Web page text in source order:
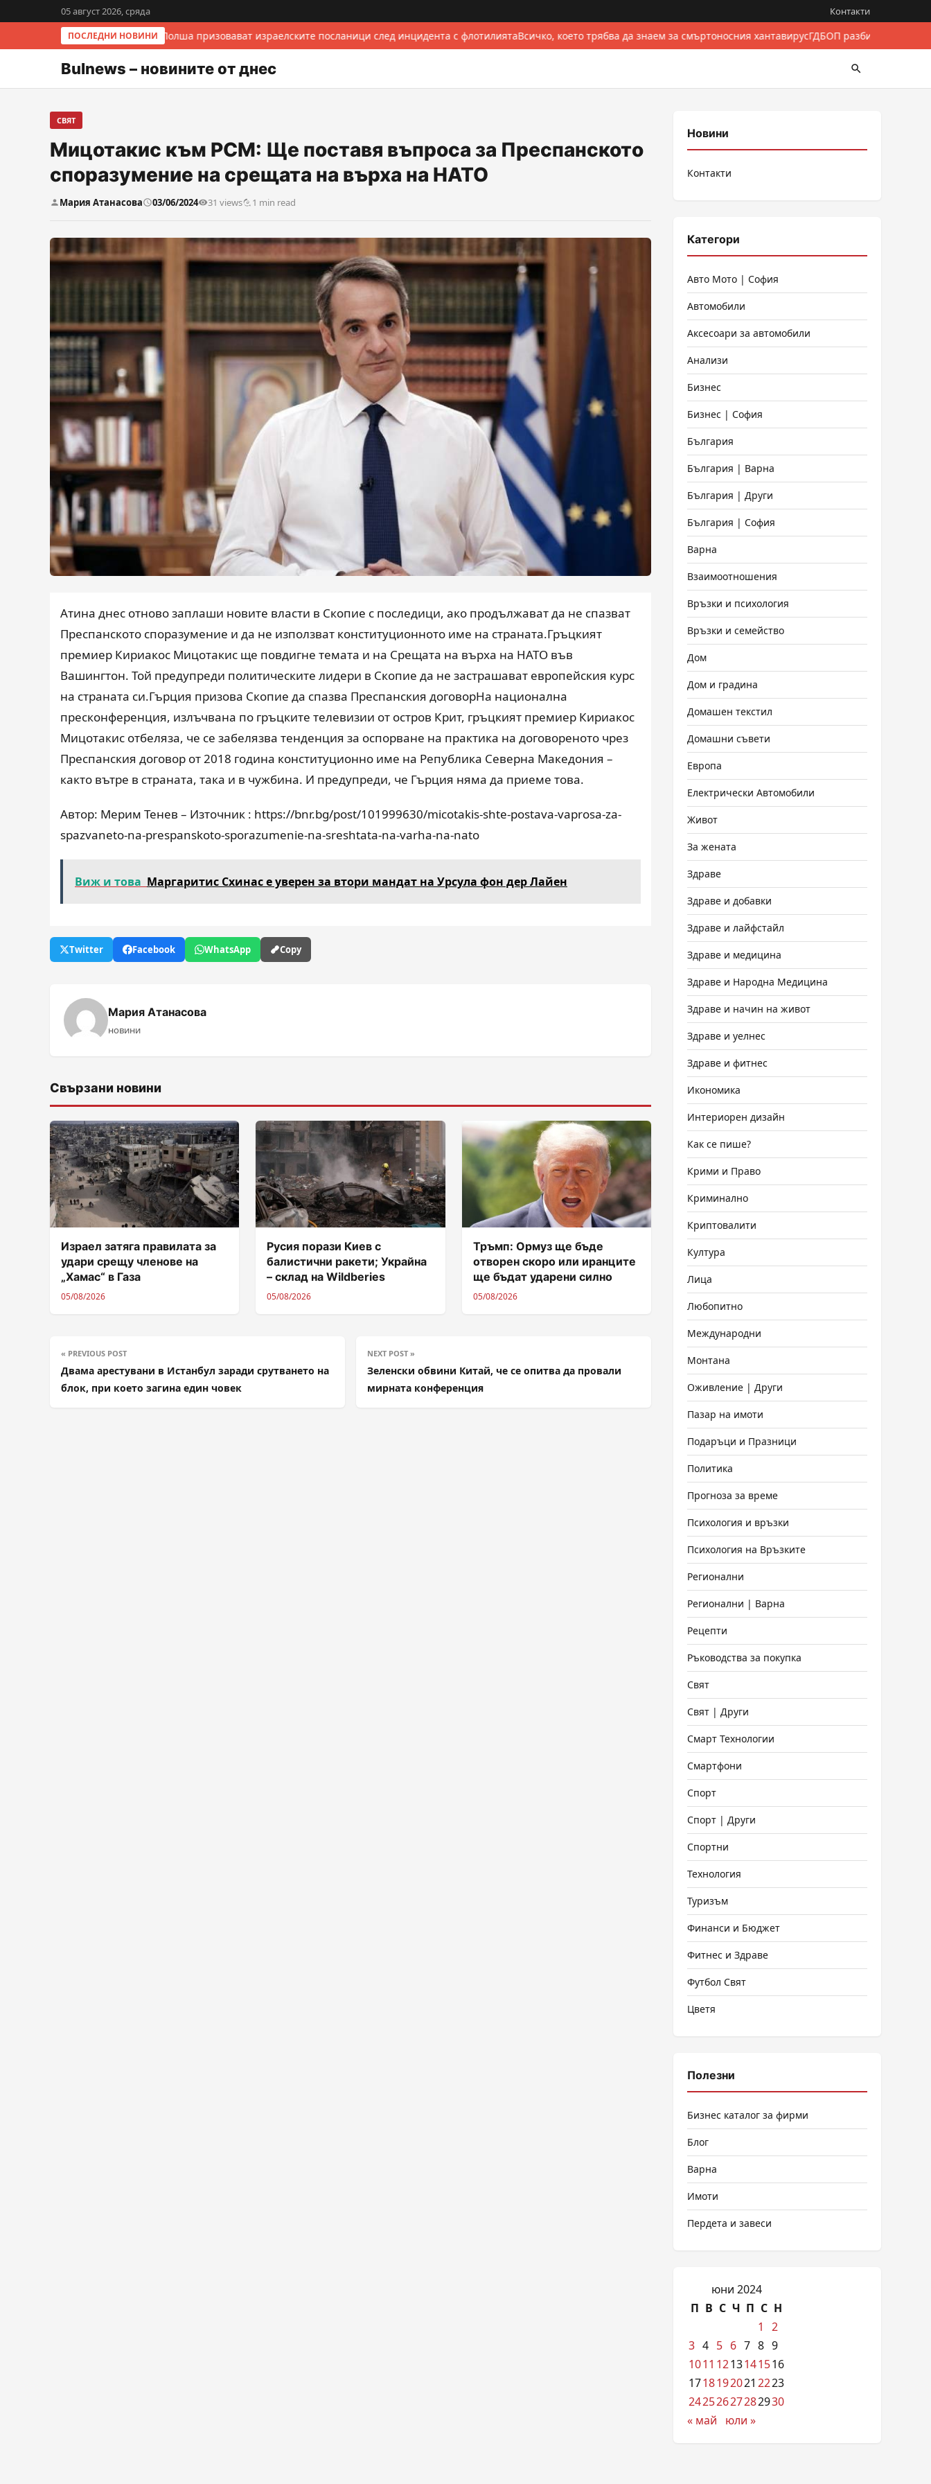
05 август 2026, сряда Контакти
ПОСЛЕДНИ НОВИНИ
Италия и Полша призовават израелските посланици след инцидента с флотилиятаВсичко, което трябва да знаем за смъртоносния хантавирусГДБОП разби
Bulnews – новините от днес
СВЯТ
Мицотакис към РСМ: Ще поставя въпроса за Преспанското
споразумение на срещата на върха на НАТО
Мария Атанасова 03/06/2024 31 views 1 min read
Атина днес отново заплаши новите власти в Скопие с последици, ако продължават да не спазват
Преспанското споразумение и да не използват конституционното име на страната.Гръцкият
премиер Кириакос Мицотакис ще повдигне темата и на Срещата на върха на НАТО във
Вашингтон. Той предупреди политическите лидери в Скопие да не застрашават европейския курс
на страната си.Гърция призова Скопие да спазва Преспанския договорНа национална
пресконференция, излъчвана по гръцките телевизии от остров Крит, гръцкият премиер Кириакос
Мицотакис отбеляза, че се забелязва тенденция за оспорване на практика на договореното чрез
Преспанския договор от 2018 година конституционно име на Република Северна Македония –
както вътре в страната, така и в чужбина. И предупреди, че Гърция няма да приеме това.
Автор: Мерим Тенев – Източник : https://bnr.bg/post/101999630/micotakis-shte-postava-vaprosa-za-
spazvaneto-na-prespanskoto-sporazumenie-na-sreshtata-na-varha-na-nato
Виж и това Маргаритис Схинас е уверен за втори мандат на Урсула фон дер Лайен
Twitter Facebook WhatsApp Copy
Мария Атанасова
новини
Свързани новини
Израел затяга правилата за
удари срещу членове на
„Хамас“ в Газа
05/08/2026
Русия порази Киев с
балистични ракети; Украйна
– склад на Wildberies
05/08/2026
Тръмп: Ормуз ще бъде
отворен скоро или иранците
ще бъдат ударени силно
05/08/2026
« PREVIOUS POST
Двама арестувани в Истанбул заради срутването на
блок, при което загина един човек
NEXT POST »
Зеленски обвини Китай, че се опитва да провали
мирната конференция
Новини
Контакти
Категори
Авто Мото | София
Автомобили
Аксесоари за автомобили
Анализи
Бизнес
Бизнес | София
България
България | Варна
България | Други
България | София
Варна
Взаимоотношения
Връзки и психология
Връзки и семейство
Дом
Дом и градина
Домашен текстил
Домашни съвети
Европа
Електрически Автомобили
Живот
За жената
Здраве
Здраве и добавки
Здраве и лайфстайл
Здраве и медицина
Здраве и Народна Медицина
Здраве и начин на живот
Здраве и уелнес
Здраве и фитнес
Икономика
Интериорен дизайн
Как се пише?
Крими и Право
Криминално
Криптовалити
Култура
Лица
Любопитно
Международни
Монтана
Оживление | Други
Пазар на имоти
Подаръци и Празници
Политика
Прогноза за време
Психология и връзки
Психология на Връзките
Регионални
Регионални | Варна
Рецепти
Ръководства за покупка
Свят
Свят | Други
Смарт Технологии
Смартфони
Спорт
Спорт | Други
Спортни
Технология
Туризъм
Финанси и Бюджет
Фитнес и Здраве
Футбол Свят
Цветя
Полезни
Бизнес каталог за фирми
Блог
Варна
Имоти
Пердета и завеси
юни 2024
П В С Ч П С Н
1
2
3 4 5 6 7 8 9
1011 1213141516
1718192021 2223
24252627282930
« май
юли »